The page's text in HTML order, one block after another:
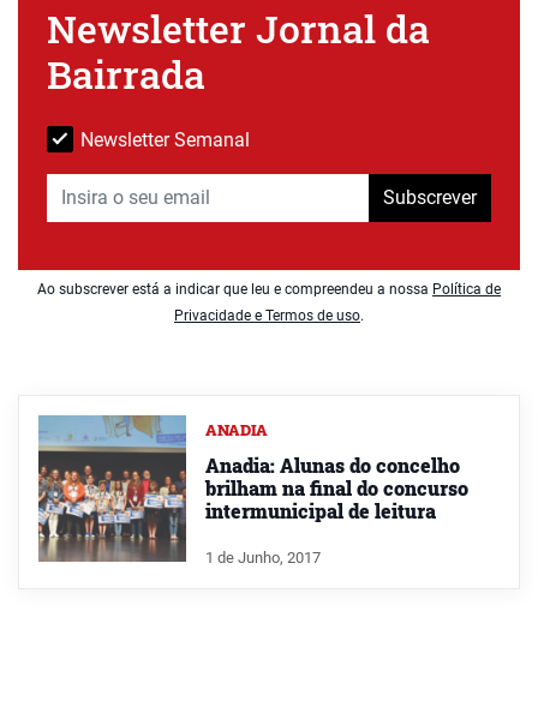
Newsletter Jornal da
Bairrada
Newsletter Semanal
Subscrever
Ao subscrever está a indicar que leu e compreendeu a nossa Política de
Privacidade e Termos de uso.
ANADIA
Anadia: Alunas do concelho
brilham na final do concurso
intermunicipal de leitura
1 de Junho, 2017